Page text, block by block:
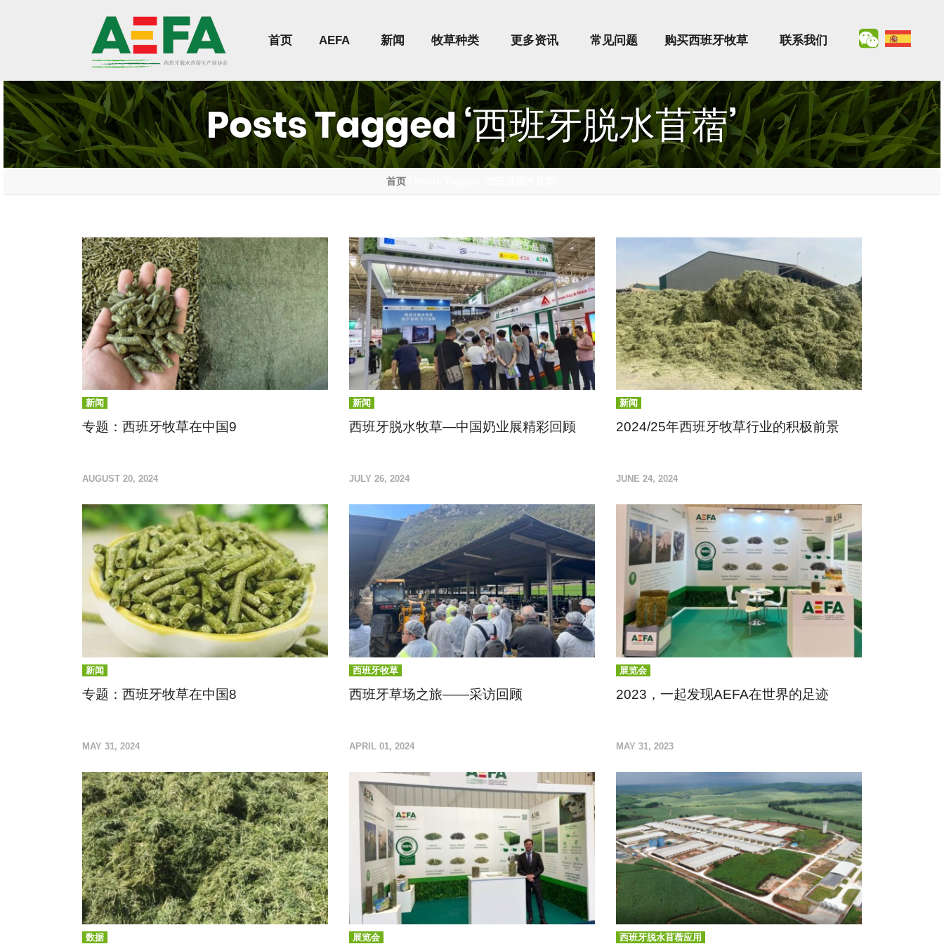
首页 AEFA 新闻 牧草种类 更多资讯 常见问题 购买西班牙牧草 联系我们
Posts Tagged ‘西班牙脱水苜蓿’
首页
新闻
专题：西班牙牧草在中国9
AUGUST 20, 2024
新闻
西班牙脱水牧草—中国奶业展精彩回顾
JULY 26, 2024
新闻
2024/25年西班牙牧草行业的积极前景
JUNE 24, 2024
新闻
专题：西班牙牧草在中国8
MAY 31, 2024
西班牙牧草
西班牙草场之旅——采访回顾
APRIL 01, 2024
展览会
2023，一起发现AEFA在世界的足迹
MAY 31, 2023
数据 展览会 西班牙脱水苜蓿应用